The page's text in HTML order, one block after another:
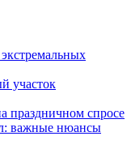
участок
праздничном спросе
важные нюансы